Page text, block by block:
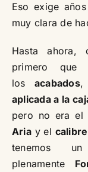
Eso exige
muy clara de
Hasta ahora,
primero
losacabados,
aplicada a la
pero no era el
Ariay el
tenemos
plenamente